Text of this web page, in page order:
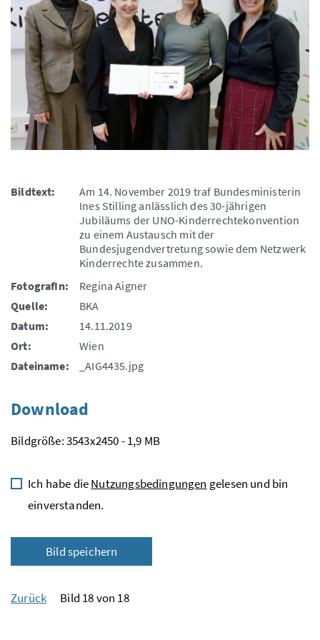
Bildtext:
Am 14. November 2019 traf Bundesministerin
Ines Stilling anlässlich des 30-jährigen
Jubiläums der UNO-Kinderrechtekonvention
zu einem Austausch mit der
Bundesjugendvertretung sowie dem Netzwerk
Kinderrechte zusammen.
FotografIn:
Regina Aigner
Quelle:
BKA
Datum:
14.11.2019
Ort:
Wien
Dateiname:
_AIG4435.jpg
Download
Bildgröße: 3543x2450 - 1,9 MB
Ich habe dieNutzungsbedingungen gelesen und bin
einverstanden.
Bild speichern
Zurück Bild 18 von 18